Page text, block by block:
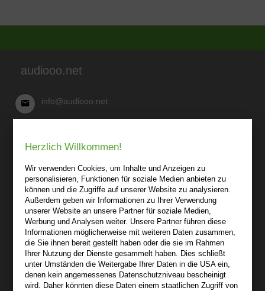
audiooo.net
info@audiooo.net
03 41-25 69 27 20
audiooo.net
Lindenthaler Straße 15
04155 Leipzig
Wir sind gerne für Sie persönlich da.
Über audiooo.net
AGB
Impressum
Herzlich Willkommen!
Wir verwenden Cookies, um Inhalte und Anzeigen zu
personalisieren, Funktionen für soziale Medien anbieten zu
können und die Zugriffe auf unserer Website zu analysieren.
Außerdem geben wir Informationen zu Ihrer Verwendung
unserer Website an unsere Partner für soziale Medien,
Werbung und Analysen weiter. Unsere Partner führen diese
Informationen möglicherweise mit weiteren Daten zusammen,
die Sie ihnen bereit gestellt haben oder die sie im Rahmen
Ihrer Nutzung der Dienste gesammelt haben. Dies schließt
unter Umständen die Weitergabe Ihrer Daten in die USA ein,
denen kein angemessenes Datenschutzniveau bescheinigt
wird. Daher könnten diese Daten einem staatlichen Zugriff von